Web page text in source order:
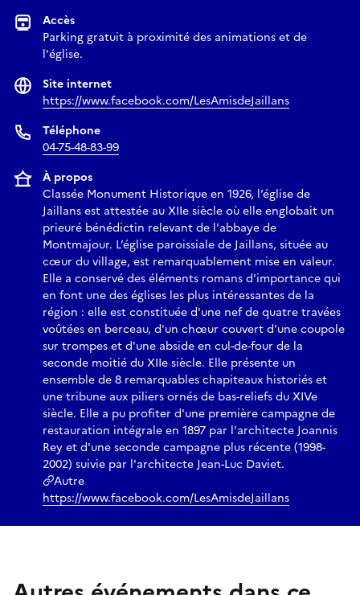
Accès
Parking gratuit à proximité des animations et de
l'église.
Site internet
https://www.facebook.com/LesAmisdeJaillans
Téléphone
04-75-48-83-99
À propos
Classée Monument Historique en 1926, l’église de
Jaillans est attestée au XIIe siècle où elle englobait un
prieuré bénédictin relevant de l'abbaye de
Montmajour. L’église paroissiale de Jaillans, située au
cœur du village, est remarquablement mise en valeur.
Elle a conservé des éléments romans d'importance qui
en font une des églises les plus intéressantes de la
région : elle est constituée d'une nef de quatre travées
voûtées en berceau, d'un chœur couvert d'une coupole
sur trompes et d'une abside en cul-de-four de la
seconde moitié du XIIe siècle. Elle présente un
ensemble de 8 remarquables chapiteaux historiés et
une tribune aux piliers ornés de bas-reliefs du XIVe
siècle. Elle a pu profiter d'une première campagne de
restauration intégrale en 1897 par l'architecte Joannis
Rey et d'une seconde campagne plus récente (1998-
2002) suivie par l'architecte Jean-Luc Daviet.
Autre
https://www.facebook.com/LesAmisdeJaillans